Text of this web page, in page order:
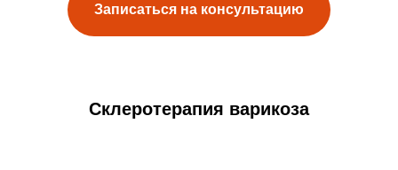
Записаться на консультацию
Склеротерапия варикоза